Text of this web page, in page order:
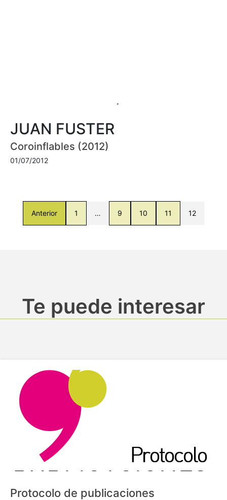
JUAN FUSTER
Coroinflables (2012)
01/07/2012
Anterior 1 … 9 10 11 12
Te puede interesar
Protocolo de publicaciones